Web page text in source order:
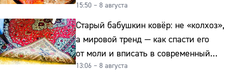
копейки
15:50 – 8 августа
Старый бабушкин ковёр: не «колхоз»,
а мировой тренд — как спасти его
от моли и вписать в современный
интерьер
13:06 – 8 августа